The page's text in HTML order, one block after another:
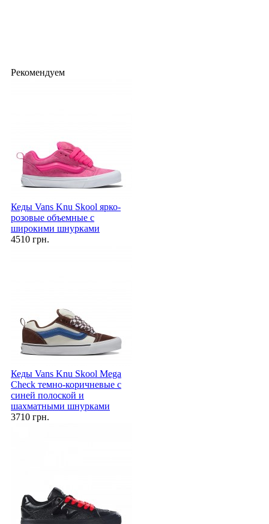
Рекомендуем
Кеды Vans Knu Skool ярко-
розовые объемные с
широкими шнурками
4510 грн.
Кеды Vans Knu Skool Mega
Check темно-коричневые с
синей полоской и
шахматными шнурками
3710 грн.